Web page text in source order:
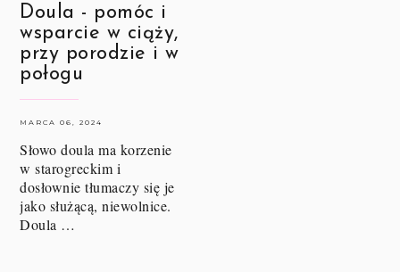
Doula - pomóc i
wsparcie w ciąży,
przy porodzie i w
połogu
MARCA 06, 2024
Słowo doula ma korzenie
w starogreckim i
dosłownie tłumaczy się je
jako służącą, niewolnice.
Doula …